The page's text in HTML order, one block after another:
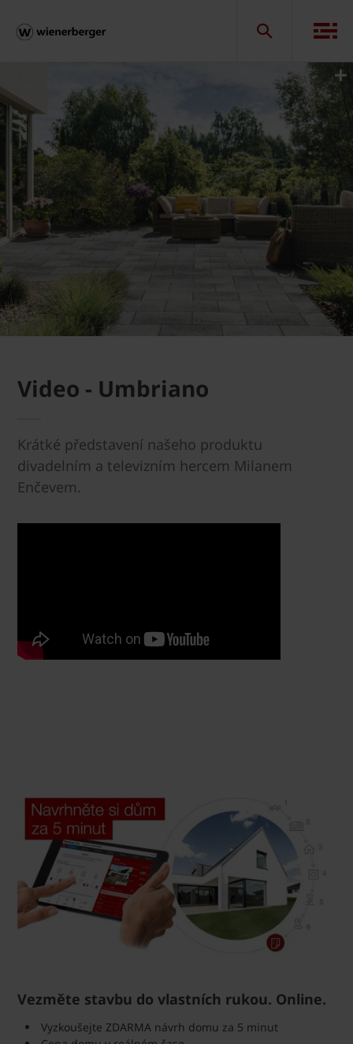
Video - Umbriano
Krátké představení našeho produktu
divadelním a televizním hercem Milanem
Enčevem.
Vezměte stavbu do vlastních rukou. Online.
Vyzkoušejte ZDARMA návrh domu za 5 minut